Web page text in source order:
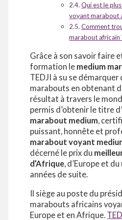
Qui est le
voyant marabout
Comment
marabout africain
Grâce à son savoir faire
formation le medium
TEDJI à su se démarquer
marabouts en obtenant
résultat à travers le
permis d’obtenir le titre
marabout medium,
puissant, honnête et
marabout voyant
décerné le prix du
d’Afrique, d’Europe et
années de suite.
Il siège au poste du
marabouts africains
Europe et en Afrique.